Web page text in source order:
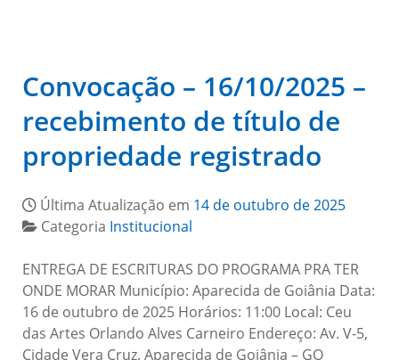
Convocação – 16/10/2025 –
recebimento de título de
propriedade registrado
Última Atualização em 14 de outubro de 2025
Categoria Institucional
ENTREGA DE ESCRITURAS DO PROGRAMA PRA TER
ONDE MORAR Município: Aparecida de Goiânia Data:
16 de outubro de 2025 Horários: 11:00 Local: Ceu
das Artes Orlando Alves Carneiro Endereço: Av. V-5,
Cidade Vera Cruz. Aparecida de Goiânia – GO